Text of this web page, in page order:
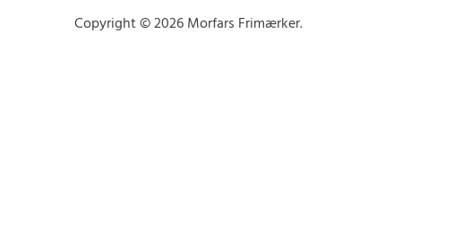
Copyright © 2026 Morfars Frimærker.